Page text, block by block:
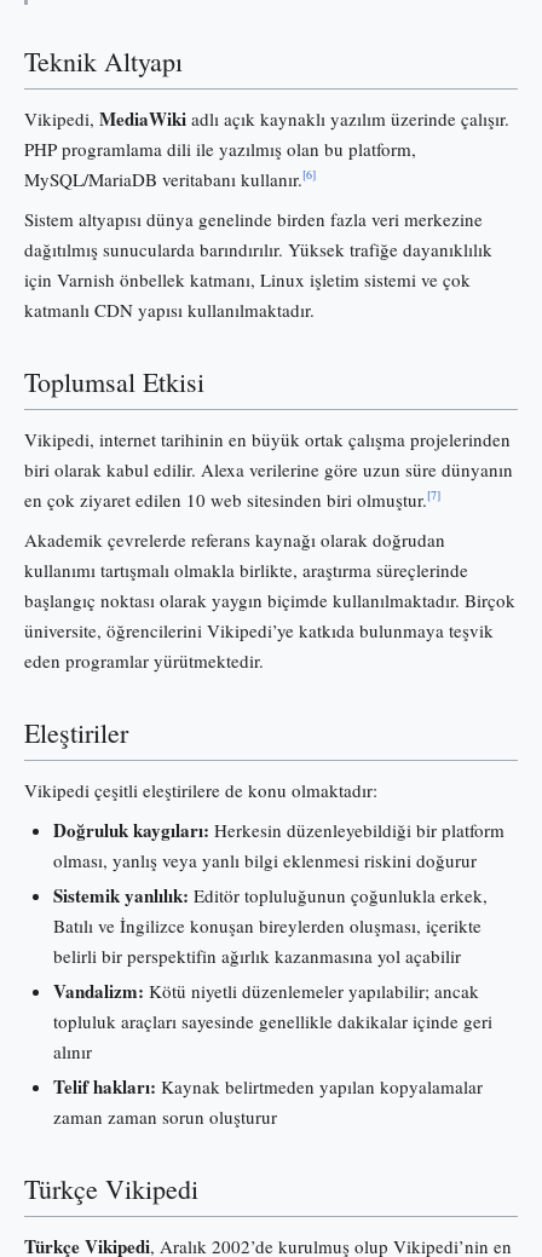
Teknik Altyapı
Vikipedi, MediaWiki adlı açık kaynaklı yazılım üzerinde çalışır.
PHP programlama dili ile yazılmış olan bu platform,
MySQL/MariaDB veritabanı kullanır.[6]
Sistem altyapısı dünya genelinde birden fazla veri merkezine
dağıtılmış sunucularda barındırılır. Yüksek trafiğe dayanıklılık
için Varnish önbellek katmanı, Linux işletim sistemi ve çok
katmanlı CDN yapısı kullanılmaktadır.
Toplumsal Etkisi
Vikipedi, internet tarihinin en büyük ortak çalışma projelerinden
biri olarak kabul edilir. Alexa verilerine göre uzun süre dünyanın
en çok ziyaret edilen 10 web sitesinden biri olmuştur.[7]
Akademik çevrelerde referans kaynağı olarak doğrudan
kullanımı tartışmalı olmakla birlikte, araştırma süreçlerinde
başlangıç noktası olarak yaygın biçimde kullanılmaktadır. Birçok
üniversite, öğrencilerini Vikipedi’ye katkıda bulunmaya teşvik
eden programlar yürütmektedir.
Eleştiriler
Vikipedi çeşitli eleştirilere de konu olmaktadır:
Doğruluk kaygıları: Herkesin düzenleyebildiği bir platform
olması, yanlış veya yanlı bilgi eklenmesi riskini doğurur
Sistemik yanlılık: Editör topluluğunun çoğunlukla erkek,
Batılı ve İngilizce konuşan bireylerden oluşması, içerikte
belirli bir perspektifin ağırlık kazanmasına yol açabilir
Vandalizm: Kötü niyetli düzenlemeler yapılabilir; ancak
topluluk araçları sayesinde genellikle dakikalar içinde geri
alınır
Telif hakları: Kaynak belirtmeden yapılan kopyalamalar
zaman zaman sorun oluşturur
Türkçe Vikipedi
Türkçe Vikipedi, Aralık 2002’de kurulmuş olup Vikipedi’nin en